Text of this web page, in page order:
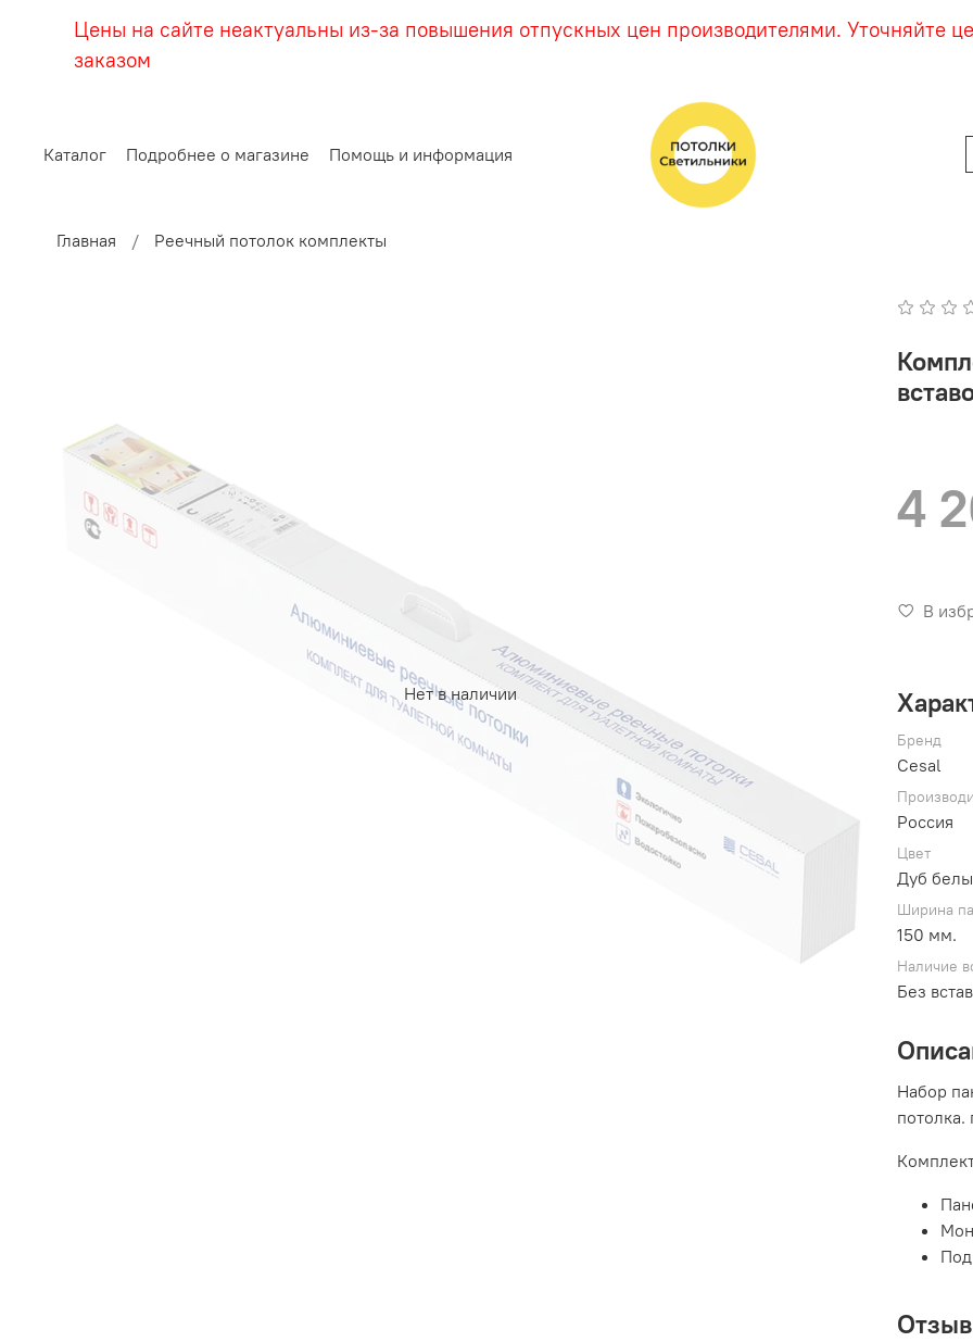
Цены на сайте неактуальны из-за повышения отпускных цен производителями. Уточняйте
заказом
Каталог Подробнее о магазине Помощь и информация
Главная Реечный потолок комплекты
Нет в наличии
4
В
Бренд
Cesal
Россия
Цвет
Дуб
Ширина
150 мм.
Наличие
Без
Набор
потолка.